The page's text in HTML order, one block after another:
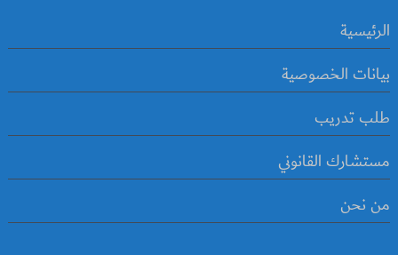
الرئيسية
بيانات الخصوصية
طلب تدريب
مستشارك القانوني
من نحن